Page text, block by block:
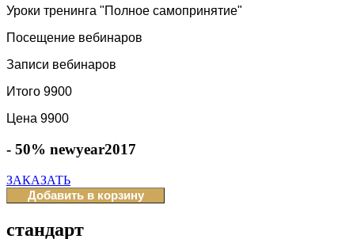
Уроки тренинга "Полное самопринятие"
Посещение вебинаров
Записи вебинаров
Итого 9900
Цена 9900
- 50% newyear2017
ЗАКАЗАТЬ
стандарт